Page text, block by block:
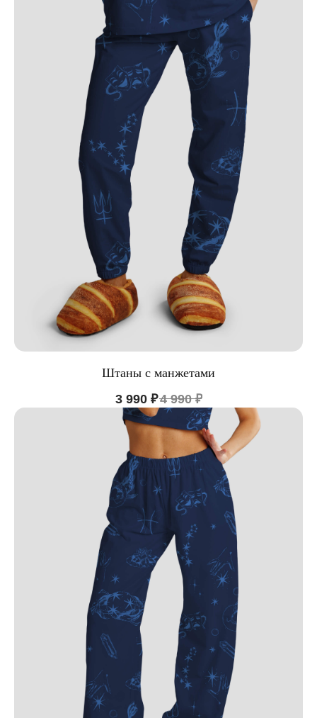
Штаны с манжетами
3 990 ₽4 990 ₽
ИНФОРМАЦИЯ
ПО ВОПРОСАМ ЗАКАЗА ОБРАЩАЙТЕСЬ
ТОЛЬКО В ТЕЛЕГРАМ
TELEGRAM